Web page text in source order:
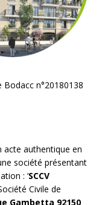
Bodacc n°20180138
acte authentique en
société présentant
: ‘SCCV
Civile de
Gambetta 92150